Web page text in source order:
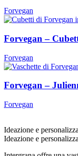
Forvegan
Forvegan –
Forvegan
Forvegan –
Forvegan
Ideazione e
Ideazione e